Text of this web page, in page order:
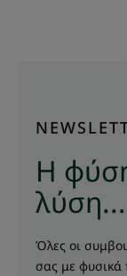
Η
λύση...
Όλες οι
σας με φυσικά